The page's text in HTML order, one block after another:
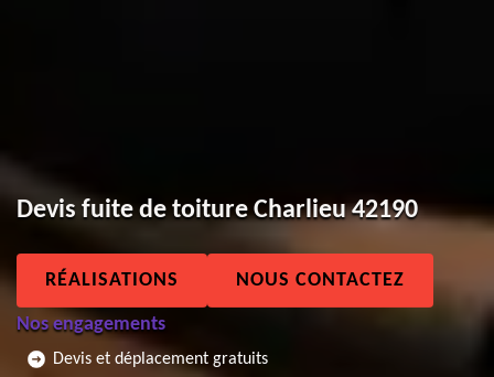
Devis fuite de toiture Charlieu 42190
RÉALISATIONS NOUS CONTACTEZ
Nos engagements
Devis et déplacement gratuits